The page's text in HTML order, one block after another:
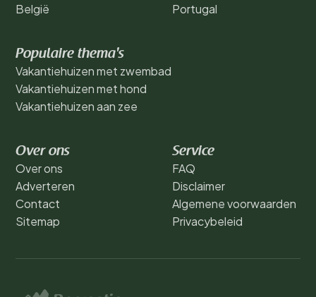
België
Portugal
Populaire thema's
Vakantiehuizen met zwembad
Vakantiehuizen met hond
Vakantiehuizen aan zee
Over ons
Over ons
Adverteren
Contact
Sitemap
Service
FAQ
Disclaimer
Algemene voorwaarden
Privacybeleid